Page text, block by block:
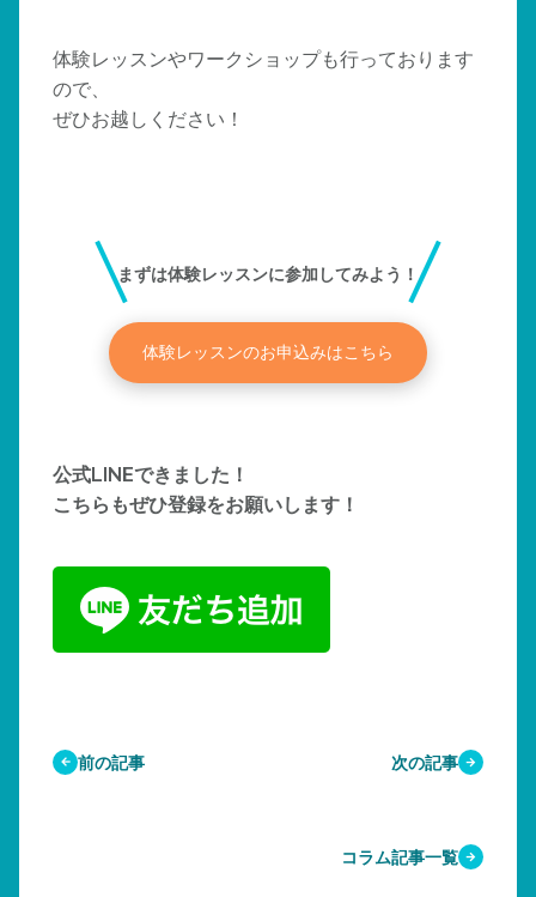
体験レッスンやワークショップも行っております
ので、
ぜひお越しください！
まずは体験レッスンに参加してみよう！
体験レッスンのお申込みはこちら
公式LINEできました！
こちらもぜひ登録をお願いします！
前の記事 次の記事
コラム記事一覧